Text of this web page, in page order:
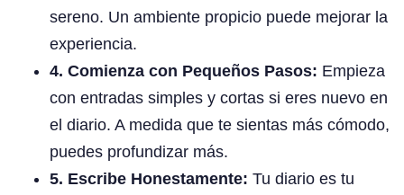
sereno. Un ambiente propicio puede mejorar la
experiencia.
4. Comienza con Pequeños Pasos: Empieza
con entradas simples y cortas si eres nuevo en
el diario. A medida que te sientas más cómodo,
puedes profundizar más.
5. Escribe Honestamente: Tu diario es tu